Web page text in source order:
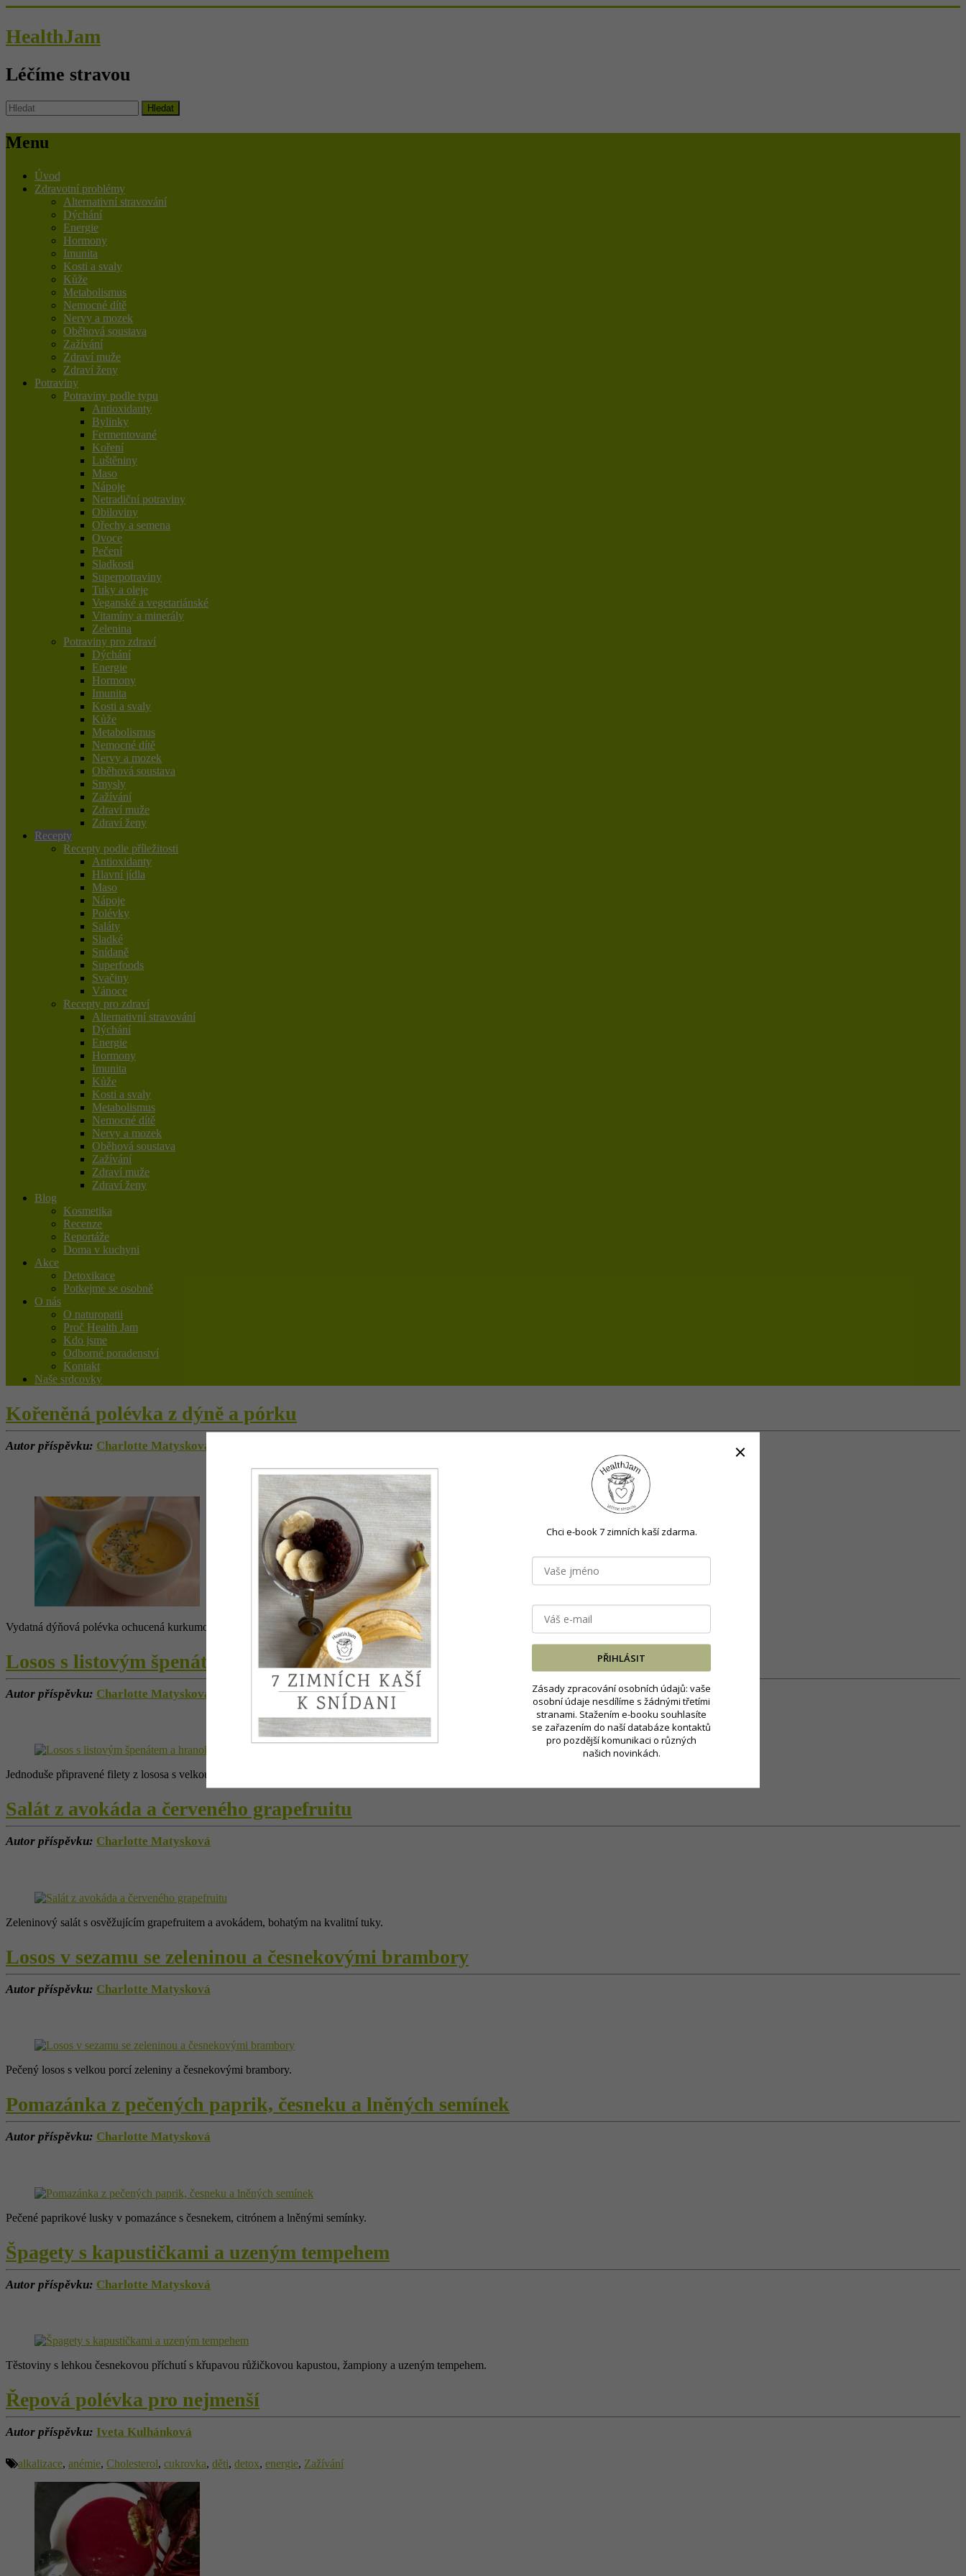
HealthJam
Léčíme stravou
Menu
Úvod
Zdravotní problémy
Alternativní stravování
Dýchání
Energie
Hormony
Imunita
Kosti a svaly
Kůže
Metabolismus
Nemocné dítě
Nervy a mozek
Oběhová soustava
Zažívání
Zdraví muže
Zdraví ženy
Potraviny
Potraviny podle typu
Antioxidanty
Bylinky
Fermentované
Koření
Luštěniny
Maso
Nápoje
Netradiční potraviny
Obiloviny
Ořechy a semena
Ovoce
Pečení
Sladkosti
Superpotraviny
Tuky a oleje
Veganské a vegetariánské
Vitamíny a minerály
Zelenina
Potraviny pro zdraví
Dýchání
Energie
Hormony
Imunita
Kosti a svaly
Kůže
Metabolismus
Nemocné dítě
Nervy a mozek
Oběhová soustava
Smysly
Zažívání
Zdraví muže
Zdraví ženy
Recepty
Recepty podle příležitosti
Antioxidanty
Hlavní jídla
Maso
Nápoje
Polévky
Saláty
Sladké
Snídaně
Superfoods
Svačiny
Vánoce
Recepty pro zdraví
Alternativní stravování
Dýchání
Energie
Hormony
Imunita
Kůže
Kosti a svaly
Metabolismus
Nemocné dítě
Nervy a mozek
Oběhová soustava
Zažívání
Zdraví muže
Zdraví ženy
Blog
Kosmetika
Recenze
Reportáže
Doma v kuchyni
Akce
Detoxikace
Potkejme se osobně
O nás
O naturopatii
Proč Health Jam
Kdo jsme
Odborné poradenství
Kontakt
Naše srdcovky
Kořeněná polévka z dýně a pórku
Autor příspěvku: Charlotte Matysková
Vydatná dýňová polévka ochucená kurkumou, česnekem a černým kmínem.
Losos s listovým špenátem a hranolky
Autor příspěvku: Charlotte Matysková
Jednoduše připravené filety z lososa s velkou porcí listové a brukvovité zeleniny. Vydatný zdroj vitaminu D nebo omega-3.
Salát z avokáda a červeného grapefruitu
Autor příspěvku: Charlotte Matysková
Zeleninový salát s osvěžujícím grapefruitem a avokádem, bohatým na kvalitní tuky.
Losos v sezamu se zeleninou a česnekovými brambory
Autor příspěvku: Charlotte Matysková
Pečený losos s velkou porcí zeleniny a česnekovými brambory.
Pomazánka z pečených paprik, česneku a lněných semínek
Autor příspěvku: Charlotte Matysková
Pečené paprikové lusky v pomazánce s česnekem, citrónem a lněnými semínky.
Špagety s kapustičkami a uzeným tempehem
Autor příspěvku: Charlotte Matysková
Těstoviny s lehkou česnekovou příchutí s křupavou růžičkovou kapustou, žampiony a uzeným tempehem.
Řepová polévka pro nejmenší
Autor příspěvku: Iveta Kulhánková
alkalizace, anémie, Cholesterol, cukrovka, děti, detox, energie, Zažívání
Chci e-book 7 zimních kaší zdarma.
PŘIHLÁSIT
Zásady zpracování osobních údajů: vaše
osobní údaje nesdílíme s žádnými třetími
stranami. Stažením e-booku souhlasíte
se zařazením do naší databáze kontaktů
pro pozdější komunikaci o různých
našich novinkách.